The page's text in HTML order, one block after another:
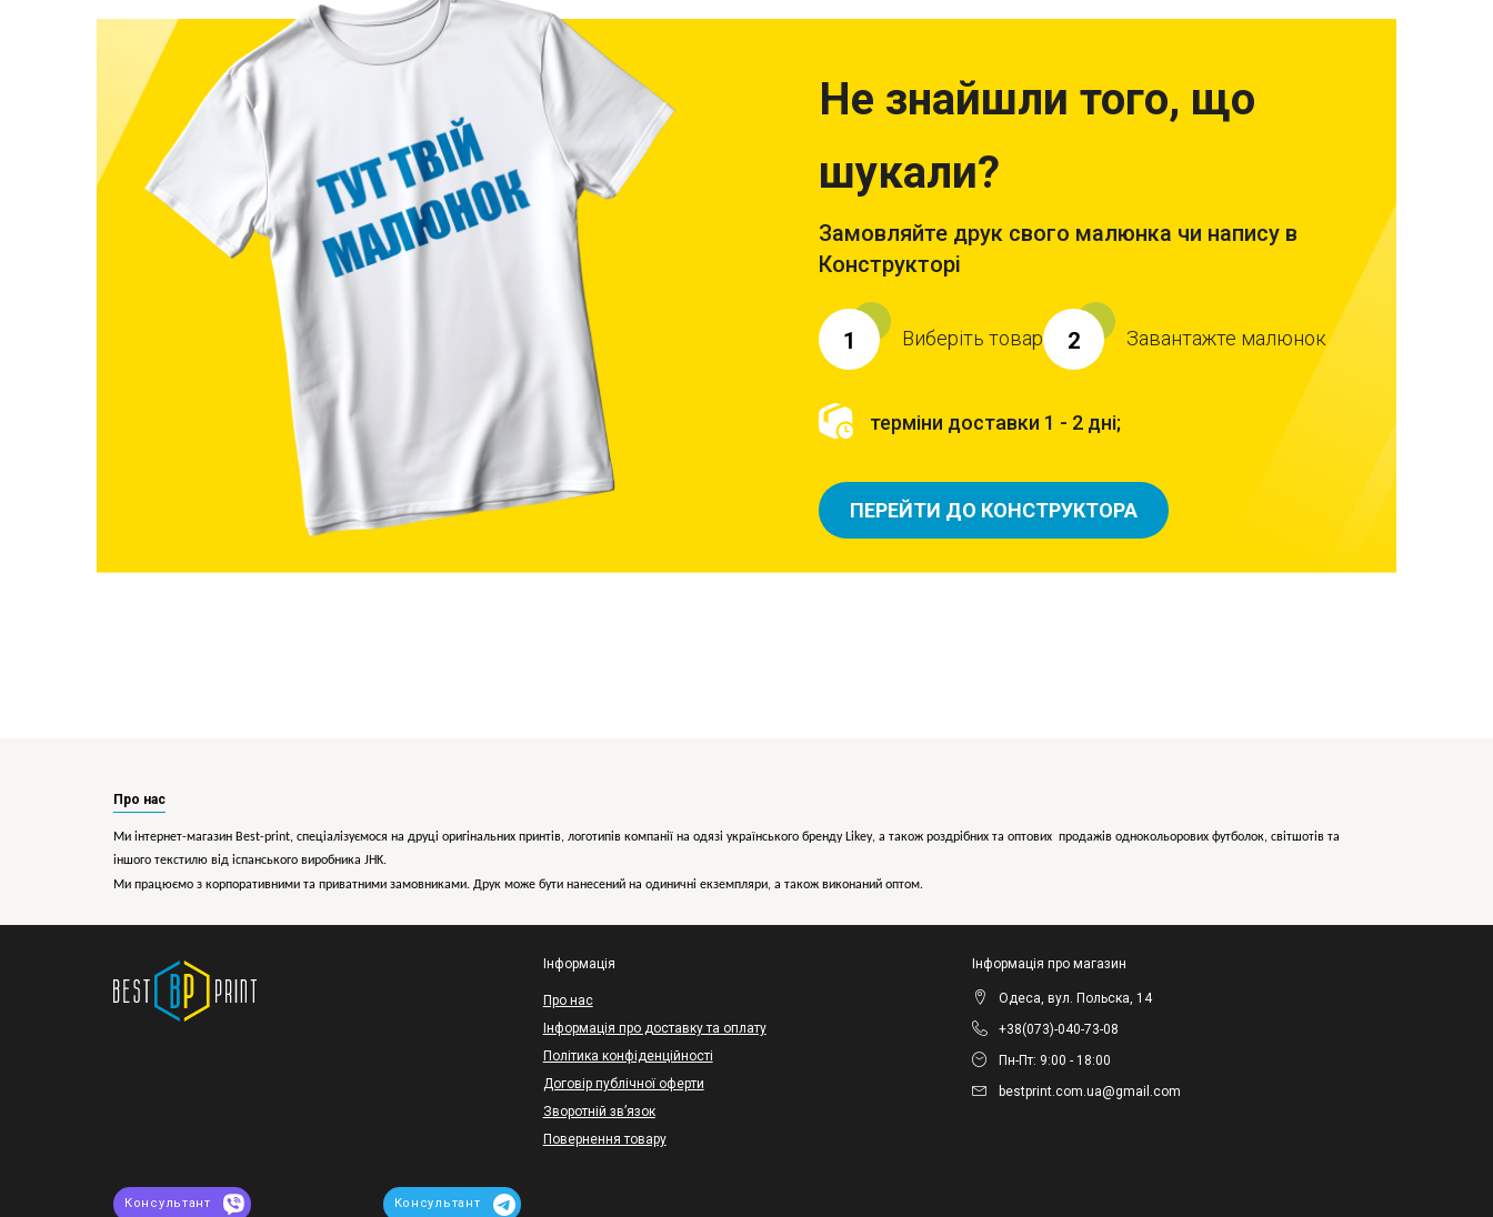
Не знайшли того, що
шукали?
Замовляйте друк свого малюнка чи напису в
Конструкторі
1 Виберіть товар 2 Завантажте малюнок
терміни доставки 1 - 2 дні;
ПЕРЕЙТИ ДО КОНСТРУКТОРА
Про нас
Ми інтернет-магазин Best-print, спеціалізуємося на друці оригінальних принтів, логотипів компанії на одязі українського бренду Likey, а також роздрібних та оптових продажів однокольорових футболок, світшотів та
іншого текстилю від іспанського виробника JHK.
Ми працюємо з корпоративними та приватними замовниками. Друк може бути нанесений на одиничні екземпляри, а також виконаний оптом.
Інформація
Про нас
Інформація про доставку та оплату
Політика конфіденційності
Договір публічної оферти
Зворотній зв’язок
Повернення товару
Інформація про магазин
Одеса, вул. Польска, 14
+38(073)-040-73-08
Пн-Пт: 9:00 - 18:00
bestprint.com.ua@gmail.com
Консультант Консультант